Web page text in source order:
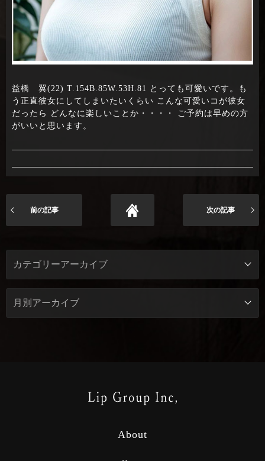
益橋 翼(22) T.154B.85W.53H.81 とっても可愛いです。も
う正直彼女にしてしまいたいくらい こんな可愛いコが彼女
だったら どんなに楽しいことか・・・・ ご予約は早めの方
がいいと思います。
前の記事 次の記事
About